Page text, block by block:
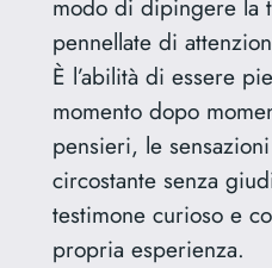
modo di dipingere la
pennellate di
È l’abilità di essere
momento dopo
pensieri, le
circostante senza
testimone curioso e
propria esperienza.